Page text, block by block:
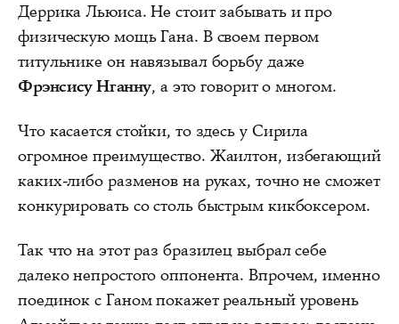
Деррика Льюиса. Не стоит забывать и про
физическую мощь Гана. В своем первом
титульнике он навязывал борьбу даже
Фрэнсису Нганну, а это говорит о многом.
Что касается стойки, то здесь у Сирила
огромное преимущество. Жаилтон, избегающий
каких-либо разменов на руках, точно не сможет
конкурировать со столь быстрым кикбоксером.
Так что на этот раз бразилец выбрал себе
далеко непростого оппонента. Впрочем, именно
поединок с Ганом покажет реальный уровень